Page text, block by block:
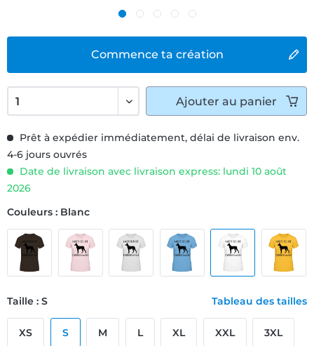
Commence ta création
Prêt à expédier immédiatement, délai de livraison env.
4-6 jours ouvrés
Date de livraison avec livraison express: lundi 10 août
2026
Couleurs : Blanc
Taille : S Tableau des tailles
XS S M L XL XXL 3XL
Ajouter au panier